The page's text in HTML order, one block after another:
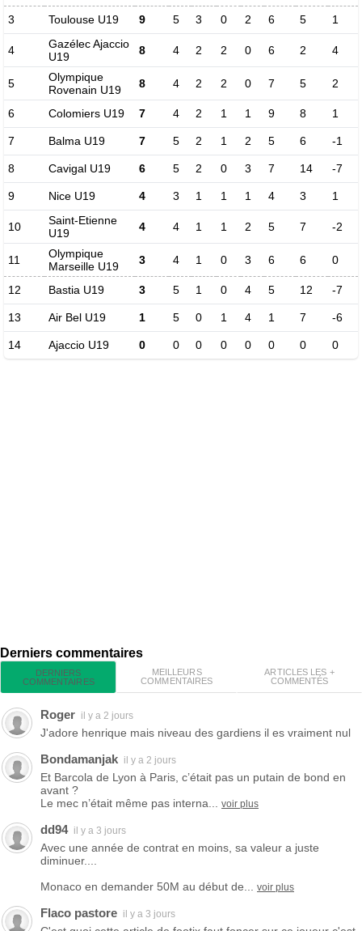
3 Toulouse U19 9 5 3 0 2 6 5 1
4
Gazélec Ajaccio
U19
8 4 2 2 0 6 2 4
5
Olympique
Rovenain U19
8 4 2 2 0 7 5 2
6 Colomiers U19 7 4 2 1 1 9 8 1
7 Balma U19 7 5 2 1 2 5 6 -1
8 Cavigal U19 6 5 2 0 3 7 14 -7
9 Nice U19 4 3 1 1 1 4 3 1
10
Saint-Etienne
U19
4 4 1 1 2 5 7 -2
11
Olympique
Marseille U19
3 4 1 0 3 6 6 0
12 Bastia U19 3 5 1 0 4 5 12 -7
13 Air Bel U19 1 5 0 1 4 1 7 -6
14 Ajaccio U19 0 0 0 0 0 0 0 0
Derniers commentaires
DERNIERS
COMMENTAIRES
MEILLEURS
COMMENTAIRES
ARTICLES LES +
COMMENTÉS
Roger il y a 2 jours
J'adore henrique mais niveau des gardiens il es vraiment nul
Bondamanjak il y a 2 jours
Et Barcola de Lyon à Paris, c’était pas un putain de bond en
avant ?
Le mec n’était même pas interna... voir plus
dd94 il y a 3 jours
Avec une année de contrat en moins, sa valeur a juste
diminuer....
Monaco en demander 50M au début de... voir plus
Flaco pastore il y a 3 jours